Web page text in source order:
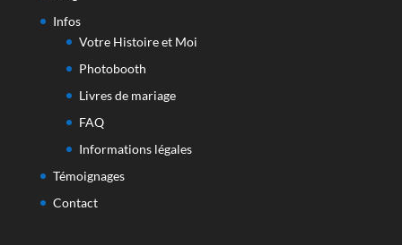
Infos
Votre Histoire et Moi
Photobooth
Livres de mariage
FAQ
Informations légales
Témoignages
Contact